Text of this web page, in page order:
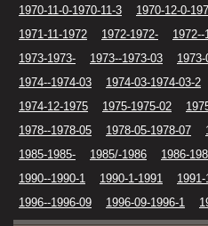
1970-11-0-1970-11-3
1970-12-0-
1971-11-1972
1972-1972- 1972--
1973-1973-
1973--1973-03
1974--1974-03
1974-03-1974-03-2
1974-12-1975
1975-1975-02
1978--1978-05
1978-05-1978-07
1985-1985-
1985/-1986 1986-
1990--1990-1
1990-1-1991
1996--1996-09
1996-09-1996-1